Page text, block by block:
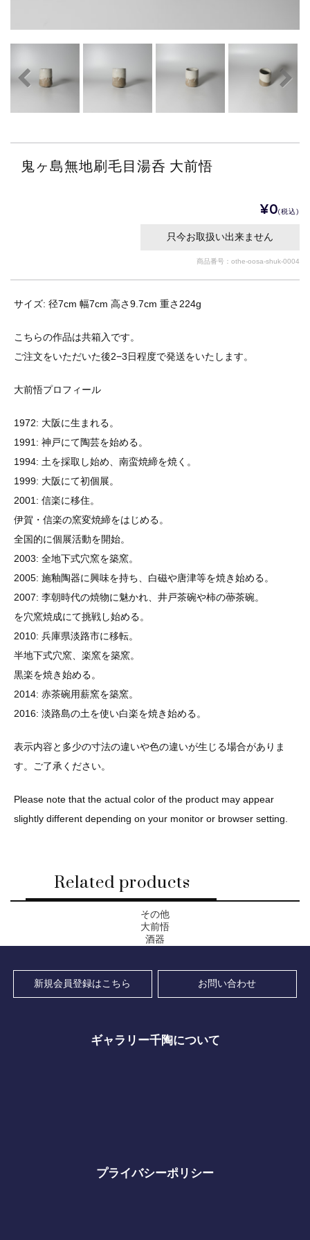
鬼ヶ島無地刷毛目湯呑 大前悟
¥0(税込)
只今お取扱い出来ません
商品番号：othe-oosa-shuk-0004
サイズ: 径7cm 幅7cm 高さ9.7cm 重さ224g
こちらの作品は共箱入です。
ご注文をいただいた後2−3日程度で発送をいたします。
大前悟プロフィール
1972: 大阪に生まれる。
1991: 神戸にて陶芸を始める。
1994: 土を採取し始め、南蛮焼締を焼く。
1999: 大阪にて初個展。
2001: 信楽に移住。
伊賀・信楽の窯変焼締をはじめる。
全国的に個展活動を開始。
2003: 全地下式穴窯を築窯。
2005: 施釉陶器に興味を持ち、白磁や唐津等を焼き始める。
2007: 李朝時代の焼物に魅かれ、井戸茶碗や柿の蔕茶碗。
を穴窯焼成にて挑戦し始める。
2010: 兵庫県淡路市に移転。
半地下式穴窯、楽窯を築窯。
黒楽を焼き始める。
2014: 赤茶碗用薪窯を築窯。
2016: 淡路島の土を使い白楽を焼き始める。
表示内容と多少の寸法の違いや色の違いが生じる場合がありま
す。ご了承ください。
Please note that the actual color of the product may appear
slightly different depending on your monitor or browser setting.
Related products
その他
大前悟
酒器
新規会員登録はこちら お問い合わせ
ギャラリー千陶について
プライバシーポリシー